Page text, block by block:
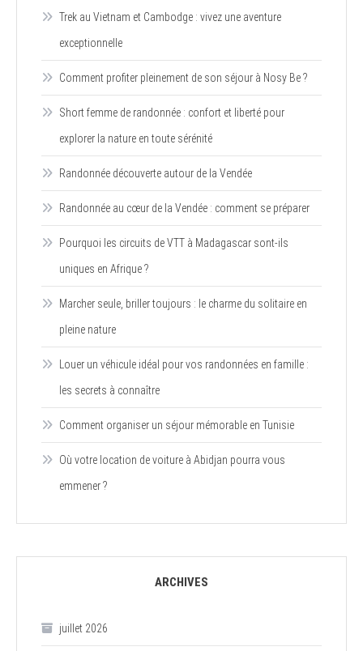
Trek au Vietnam et Cambodge : vivez une aventure
exceptionnelle
Comment profiter pleinement de son séjour à Nosy Be ?
Short femme de randonnée : confort et liberté pour
explorer la nature en toute sérénité
Randonnée découverte autour de la Vendée
Randonnée au cœur de la Vendée : comment se préparer
Pourquoi les circuits de VTT à Madagascar sont-ils
uniques en Afrique ?
Marcher seule, briller toujours : le charme du solitaire en
pleine nature
Louer un véhicule idéal pour vos randonnées en famille :
les secrets à connaître
Comment organiser un séjour mémorable en Tunisie
Où votre location de voiture à Abidjan pourra vous
emmener ?
ARCHIVES
juillet 2026